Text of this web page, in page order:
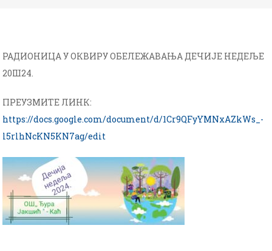
РАДИОНИЦА У ОКВИРУ ОБЕЛЕЖАВАЊА ДЕЧИЈЕ НЕДЕЉЕ
20Ш24.
ПРЕУЗМИТЕ ЛИНК:
https://docs.google.com/document/d/1Cr9QFyYMNxAZkWs_-
l5rlhNcKN5KN7ag/edit